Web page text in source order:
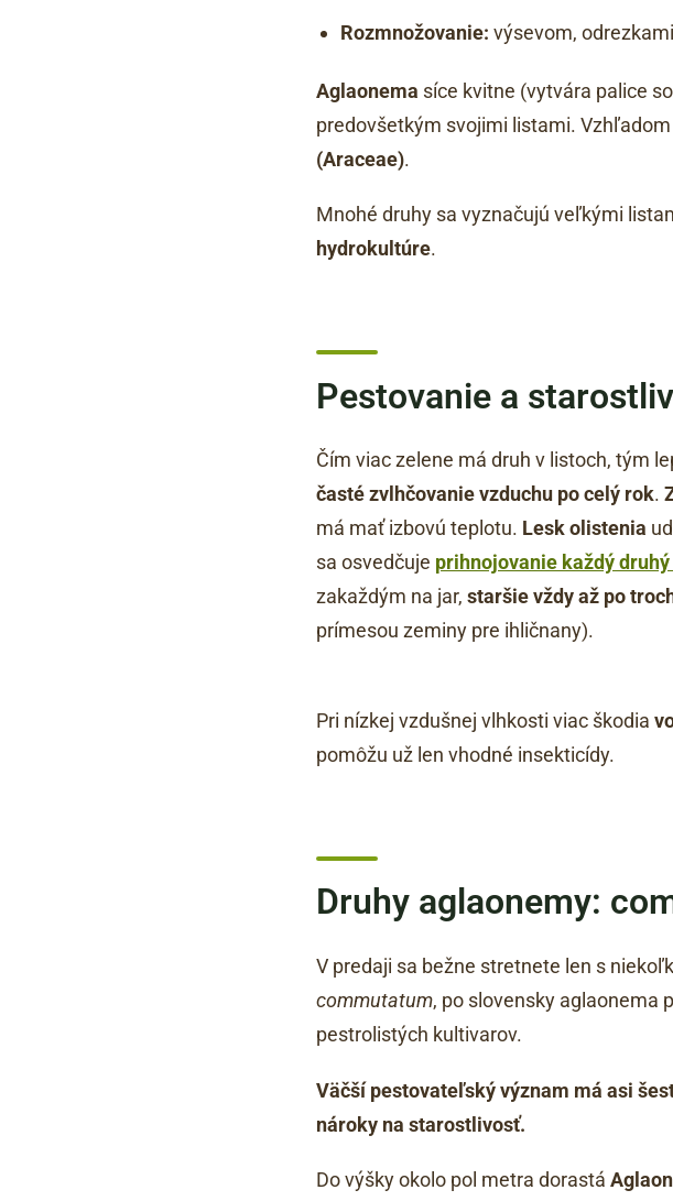
Rozmnožovanie: výsevom,
Aglaonema síce kvitne (vytvára palice
predovšetkým svojimi listami.
(Araceae).
Mnohé druhy sa vyznačujú veľkými
hydrokultúre.
Pestovanie a
Čím viac zelene má druh v listoch, tým
časté zvlhčovanie vzduchu po celý rok.
má mať izbovú teplotu. Lesk olistenia
sa osvedčuje prihnojovanie každý
zakaždým na jar, staršie vždy až po
prímesou zeminy pre ihličnany).
Pri nízkej vzdušnej vlhkosti viac škodia
pomôžu už len vhodné insekticídy.
Druhy aglaonemy:
V predaji sa bežne stretnete len s
commutatum, po slovensky aglaonema
pestrolistých kultivarov.
Väčší pestovateľský význam má asi
nároky na starostlivosť.
Do výšky okolo pol metra dorastá